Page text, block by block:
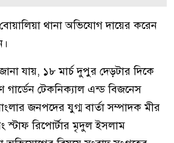
থানা অভিযোগ দায়ের করেন
যায়, ১৮ মার্চ দুপুর দেড়টার দিকে
গার্ডেন টেকনিক্যাল এন্ড বিজনেস
জনপদের যুগ্ম বার্তা সম্পাদক মীর
রিপোর্টার মৃদুল ইসলাম